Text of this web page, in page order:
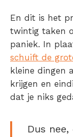
En dit is het
twintig taken
paniek. In
schuift de
kleine dingen
krijgen en
dat je niks
Dus